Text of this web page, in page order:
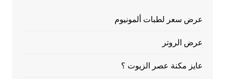
عرض سعر لطبات ألمونيوم
عرض الروتر
عايز مكنة عصر الزيوت ؟